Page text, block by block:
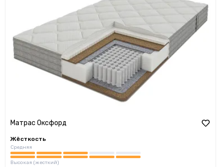
Матрас Оксфорд
Жёсткость
Средняя
Высокая (жесткий)